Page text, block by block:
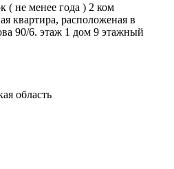
( не менее года ) 2 ком
квартира, расположеная в
90/6. этаж 1 дом 9 этажный
область